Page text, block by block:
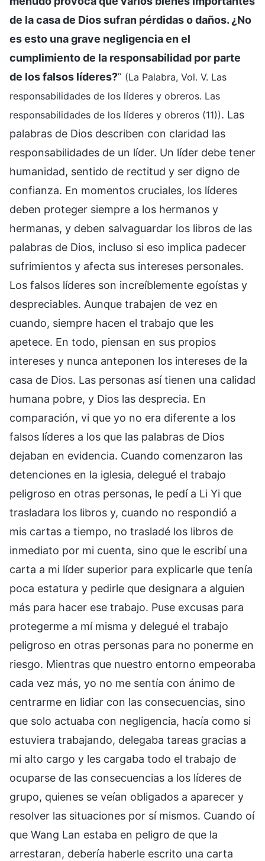
de la casa de Dios sufran pérdidas o daños. ¿No
es esto una grave negligencia en el
cumplimiento de la responsabilidad por parte
de los falsos líderes?” (La Palabra, Vol. V. Las
responsabilidades de los líderes y obreros. Las
responsabilidades de los líderes y obreros (11)). Las
palabras de Dios describen con claridad las
responsabilidades de un líder. Un líder debe tener
humanidad, sentido de rectitud y ser digno de
confianza. En momentos cruciales, los líderes
deben proteger siempre a los hermanos y
hermanas, y deben salvaguardar los libros de las
palabras de Dios, incluso si eso implica padecer
sufrimientos y afecta sus intereses personales.
Los falsos líderes son increíblemente egoístas y
despreciables. Aunque trabajen de vez en
cuando, siempre hacen el trabajo que les
apetece. En todo, piensan en sus propios
intereses y nunca anteponen los intereses de la
casa de Dios. Las personas así tienen una calidad
humana pobre, y Dios las desprecia. En
comparación, vi que yo no era diferente a los
falsos líderes a los que las palabras de Dios
dejaban en evidencia. Cuando comenzaron las
detenciones en la iglesia, delegué el trabajo
peligroso en otras personas, le pedí a Li Yi que
trasladara los libros y, cuando no respondió a
mis cartas a tiempo, no trasladé los libros de
inmediato por mi cuenta, sino que le escribí una
carta a mi líder superior para explicarle que tenía
poca estatura y pedirle que designara a alguien
más para hacer ese trabajo. Puse excusas para
protegerme a mí misma y delegué el trabajo
peligroso en otras personas para no ponerme en
riesgo. Mientras que nuestro entorno empeoraba
cada vez más, yo no me sentía con ánimo de
centrarme en lidiar con las consecuencias, sino
que solo actuaba con negligencia, hacía como si
estuviera trabajando, delegaba tareas gracias a
mi alto cargo y les cargaba todo el trabajo de
ocuparse de las consecuencias a los líderes de
grupo, quienes se veían obligados a aparecer y
resolver las situaciones por sí mismos. Cuando oí
que Wang Lan estaba en peligro de que la
arrestaran, debería haberle escrito una carta